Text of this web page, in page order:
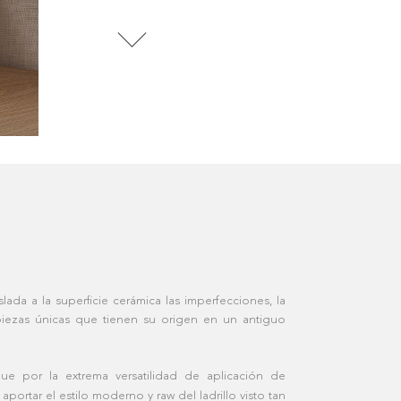
a la superficie cerámica las imperfecciones, la
únicas que tienen su origen en un antiguo
por la extrema versatilidad de aplicación de
el estilo moderno y raw del ladrillo visto tan